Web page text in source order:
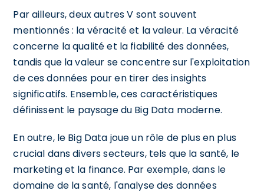
Par ailleurs, deux autres V sont souvent
mentionnés : la véracité et la valeur. La véracité
concerne la qualité et la fiabilité des données,
tandis que la valeur se concentre sur l'exploitation
de ces données pour en tirer des insights
significatifs. Ensemble, ces caractéristiques
définissent le paysage du Big Data moderne.
En outre, le Big Data joue un rôle de plus en plus
crucial dans divers secteurs, tels que la santé, le
marketing et la finance. Par exemple, dans le
domaine de la santé, l'analyse des données